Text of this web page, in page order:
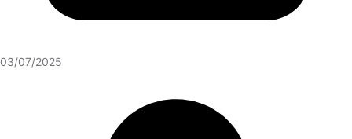
03/07/2025